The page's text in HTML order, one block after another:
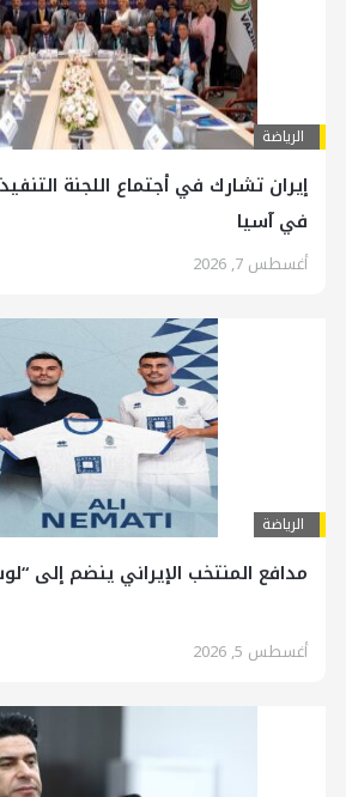
الرياضة
إيران تشارك في أجتماع اللجنة
في آسيا
أغسطس 7, 2026
الرياضة
مدافع المنتخب الإيراني ينضم إلى
أغسطس 5, 2026